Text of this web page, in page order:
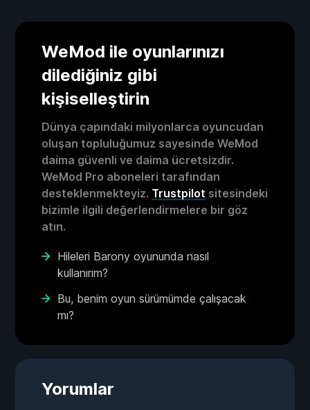
WeMod ile oyunlarınızı
dilediğiniz gibi
kişiselleştirin
Dünya çapındaki milyonlarca oyuncudan
oluşan topluluğumuz sayesinde WeMod
daima güvenli ve daima ücretsizdir.
WeMod Pro aboneleri tarafından
desteklenmekteyiz. Trustpilot sitesindeki
bizimle ilgili değerlendirmelere bir göz
atın.
Hileleri Barony oyununda nasıl
kullanırım?
Bu, benim oyun sürümümde çalışacak
mı?
Yorumlar